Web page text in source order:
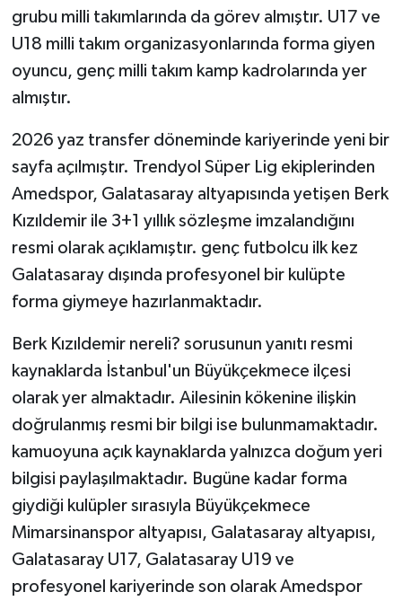
grubu milli takımlarında da görev almıştır. U17 ve
U18 milli takım organizasyonlarında forma giyen
oyuncu, genç milli takım kamp kadrolarında yer
almıştır.
2026 yaz transfer döneminde kariyerinde yeni bir
sayfa açılmıştır. Trendyol Süper Lig ekiplerinden
Amedspor, Galatasaray altyapısında yetişen Berk
Kızıldemir ile 3+1 yıllık sözleşme imzalandığını
resmi olarak açıklamıştır. genç futbolcu ilk kez
Galatasaray dışında profesyonel bir kulüpte
forma giymeye hazırlanmaktadır.
Berk Kızıldemir nereli? sorusunun yanıtı resmi
kaynaklarda İstanbul'un Büyükçekmece ilçesi
olarak yer almaktadır. Ailesinin kökenine ilişkin
doğrulanmış resmi bir bilgi ise bulunmamaktadır.
kamuoyuna açık kaynaklarda yalnızca doğum yeri
bilgisi paylaşılmaktadır. Bugüne kadar forma
giydiği kulüpler sırasıyla Büyükçekmece
Mimarsinanspor altyapısı, Galatasaray altyapısı,
Galatasaray U17, Galatasaray U19 ve
profesyonel kariyerinde son olarak Amedspor